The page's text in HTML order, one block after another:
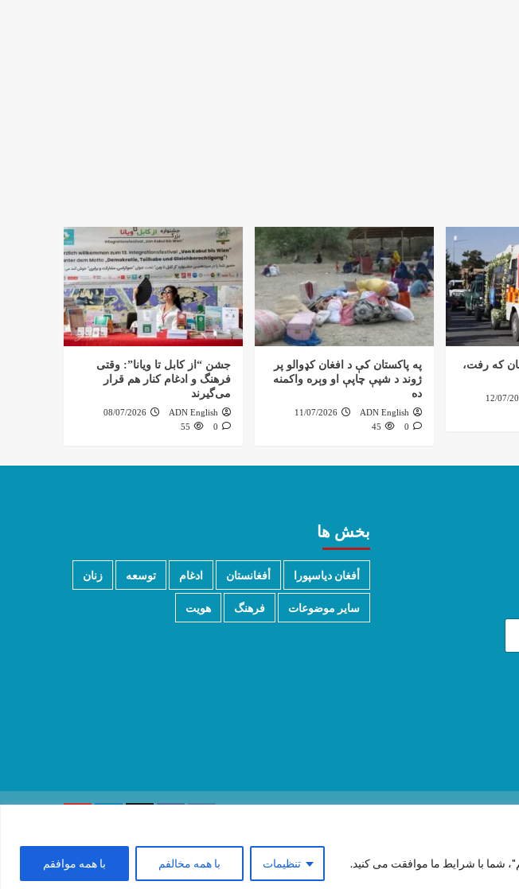
شما با شرایط ما موافقت می کنید. تنظیمات با همه مخالفم با همه موافقم
که رفت،
12/07/
په پاکستان کې د افغان کډوالو پر
ژوند د شپې چاپې او وېره واکمنه
ده
ADN English
11/07/2026
0
45
جشن “از کابل تا ویانا”: وقتی
فرهنگ و ادغام کنار هم قرار
می‌گیرند
ADN English
08/07/2026
0
55
بخش ها
أفغان دیاسپورا أفغانستان ادغام توسعه زنان
سایر موضوعات فرهنگ هویت
Copyright © 2026 All rights